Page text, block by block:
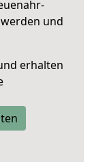
und
erhalten